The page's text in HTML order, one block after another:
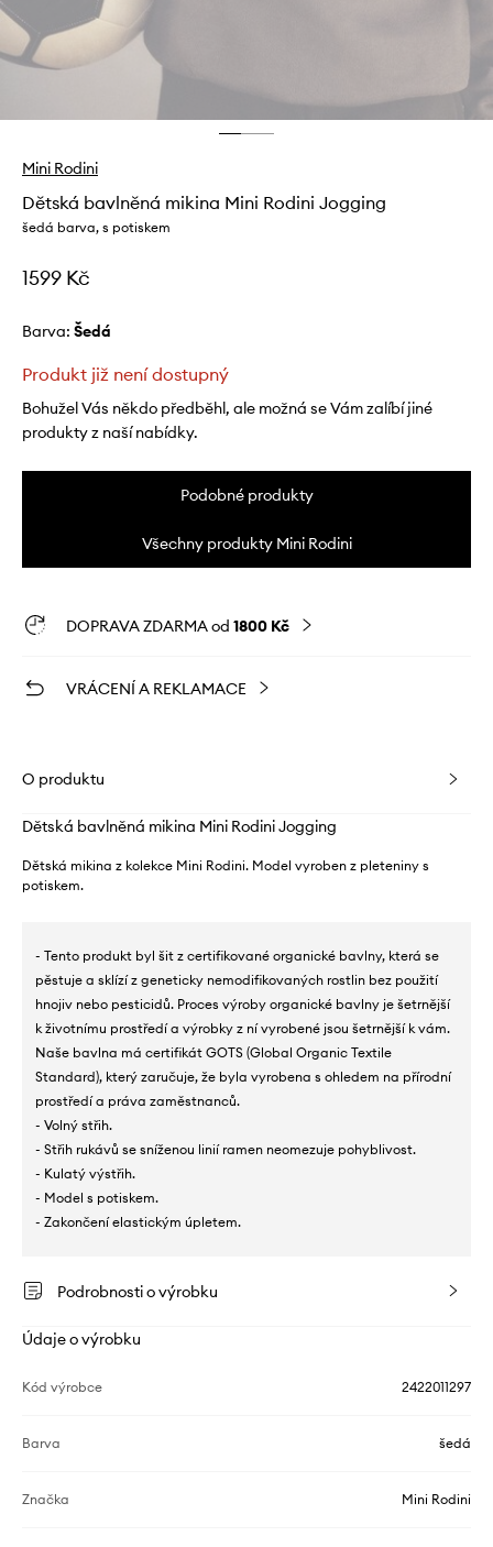
Mini Rodini
Dětská bavlněná mikina Mini Rodini Jogging
šedá barva, s potiskem
1599 Kč
Barva: šedá
Produkt již není dostupný
Bohužel Vás někdo předběhl, ale možná se Vám zalíbí jiné
produkty z naší nabídky.
Podobné produkty
Všechny produkty Mini Rodini
DOPRAVA ZDARMA od 1800 Kč
VRÁCENÍ A REKLAMACE
O produktu
Dětská bavlněná mikina Mini Rodini Jogging
Dětská mikina z kolekce Mini Rodini. Model vyroben z pleteniny s
potiskem.
- Tento produkt byl šit z certifikované organické bavlny, která se
pěstuje a sklízí z geneticky nemodifikovaných rostlin bez použití
hnojiv nebo pesticidů. Proces výroby organické bavlny je šetrnější
k životnímu prostředí a výrobky z ní vyrobené jsou šetrnější k vám.
Naše bavlna má certifikát GOTS (Global Organic Textile
Standard), který zaručuje, že byla vyrobena s ohledem na přírodní
prostředí a práva zaměstnanců.
- Volný střih.
- Střih rukávů se sníženou linií ramen neomezuje pohyblivost.
- Kulatý výstřih.
- Model s potiskem.
- Zakončení elastickým úpletem.
Podrobnosti o výrobku
Údaje o výrobku
Kód výrobce 2422011297
Barva šedá
Značka Mini Rodini